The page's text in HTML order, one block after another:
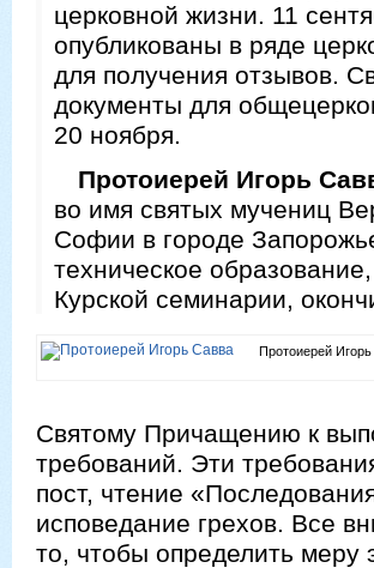
церковной жизни. 11
опубликованы в ряде
для получения отзывов.
документы для
20 ноября.
Протоиерей Игорь
во имя святых мучениц
Софии в городе
техническое
Курской семинарии,
Протоиерей
Святому Причащению к
требований. Эти
пост, чтение
исповедание грехов. Все
то, чтобы определить меру